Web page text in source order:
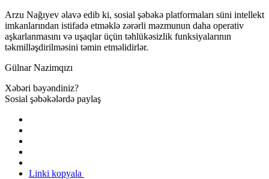
Arzu Nağıyev əlavə edib ki, sosial şəbəkə platformaları süni intellekt
imkanlarından istifadə etməklə zərərli məzmunun daha operativ
aşkarlanmasını və uşaqlar üçün təhlükəsizlik funksiyalarının
təkmilləşdirilməsini təmin etməlidirlər.
Gülnar Nazimqızı
Xəbəri bəyəndiniz?
Sosial şəbəkələrdə paylaş
Linki kopyala